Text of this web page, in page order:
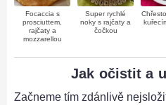
Focaccia s
prosciuttem,
rajčaty a
mozzarellou
Super rychlé
noky s rajčaty a
čočkou
Jak očistit a
Začneme tím zdánlivě